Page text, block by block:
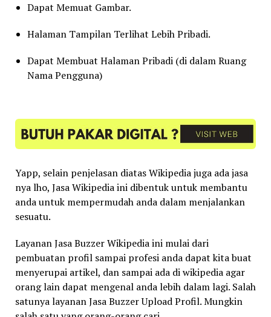
Dapat Memuat Gambar.
Halaman Tampilan Terlihat Lebih Pribadi.
Dapat Membuat Halaman Pribadi (di dalam Ruang
Nama Pengguna)
Yapp, selain penjelasan diatas Wikipedia juga ada jasa
nya lho, Jasa Wikipedia ini dibentuk untuk membantu
anda untuk mempermudah anda dalam menjalankan
sesuatu.
Layanan Jasa Buzzer Wikipedia ini mulai dari
pembuatan profil sampai profesi anda dapat kita buat
menyerupai artikel, dan sampai ada di wikipedia agar
orang lain dapat mengenal anda lebih dalam lagi. Salah
satunya layanan Jasa Buzzer Upload Profil. Mungkin